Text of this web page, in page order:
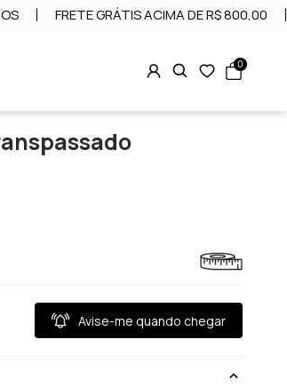
FRETE GRÁTIS ACIMA DE R$ 800,00
0
Avise-me quando chegar